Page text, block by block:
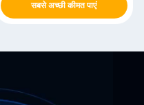
सबसे अच्छी कीमत पाएं